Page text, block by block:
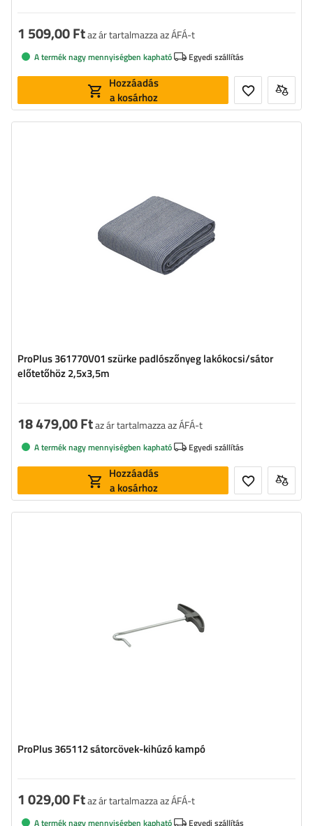
1 509,00 Ftaz ár tartalmazza az ÁFÁ-t
A termék nagy mennyiségben kapható Egyedi szállítás
Hozzáadás
a kosárhoz
ProPlus 361770V01 szürke padlószőnyeg lakókocsi/sátor
előtetőhöz 2,5x3,5m
18 479,00 Ftaz ár tartalmazza az ÁFÁ-t
A termék nagy mennyiségben kapható Egyedi szállítás
Hozzáadás
a kosárhoz
ProPlus 365112 sátorcövek-kihúzó kampó
1 029,00 Ftaz ár tartalmazza az ÁFÁ-t
A termék nagy mennyiségben kapható Egyedi szállítás